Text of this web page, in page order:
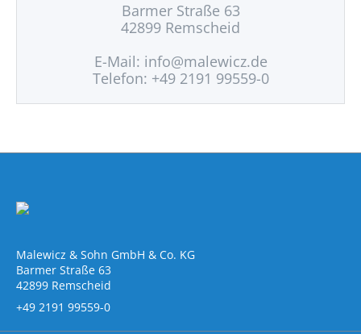
Barmer Straße 63
42899 Remscheid
E-Mail: info@malewicz.de
Telefon: +49 2191 99559-0
Malewicz & Sohn GmbH & Co. KG
Barmer Straße 63
42899 Remscheid
+49 2191 99559-0